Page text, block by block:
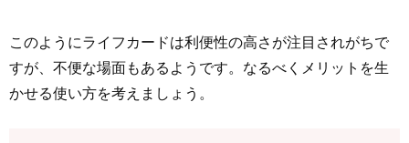
このようにライフカードは利便性の高さが注目されがちで
すが、不便な場面もあるようです。なるべくメリットを生
かせる使い方を考えましょう。